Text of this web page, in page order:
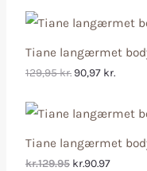
Tiane langærmet
129,95kr. 90,97 kr.
Tiane langærmet
kr.129.95 kr.90.97